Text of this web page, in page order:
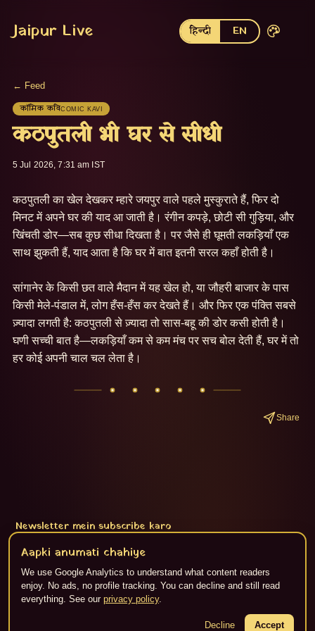
Jaipur Live हिन्दी EN
← Feed
कॉमिक कविCOMIC KAVI
कठपुतली भी घर से सीधी
5 Jul 2026, 7:31 am IST
कठपुतली का खेल देखकर म्हारे जयपुर वाले पहले मुस्कुराते हैं, फिर दो
मिनट में अपने घर की याद आ जाती है। रंगीन कपड़े, छोटी सी गुड़िया, और
खिंचती डोर—सब कुछ सीधा दिखता है। पर जैसे ही घूमती लकड़ियाँ एक
साथ झुकती हैं, याद आता है कि घर में बात इतनी सरल कहाँ होती है।
सांगानेर के किसी छत वाले मैदान में यह खेल हो, या जौहरी बाजार के पास
किसी मेले-पंडाल में, लोग हँस-हँस कर देखते हैं। और फिर एक पंक्ति सबसे
ज़्यादा लगती है: कठपुतली से ज़्यादा तो सास-बहू की डोर कसी होती है।
घणी सच्ची बात है—लकड़ियाँ कम से कम मंच पर सच बोल देती हैं, घर में तो
हर कोई अपनी चाल चल लेता है।
Share
Newsletter mein subscribe karo
About·Privacy ·Terms·RSS
2026Jaipur Live.
Aapki anumati chahiye
We use Google Analytics to understand what content readers
enjoy. No ads, no profile tracking. You can decline and still read
everything. See our privacy policy.
Decline Accept